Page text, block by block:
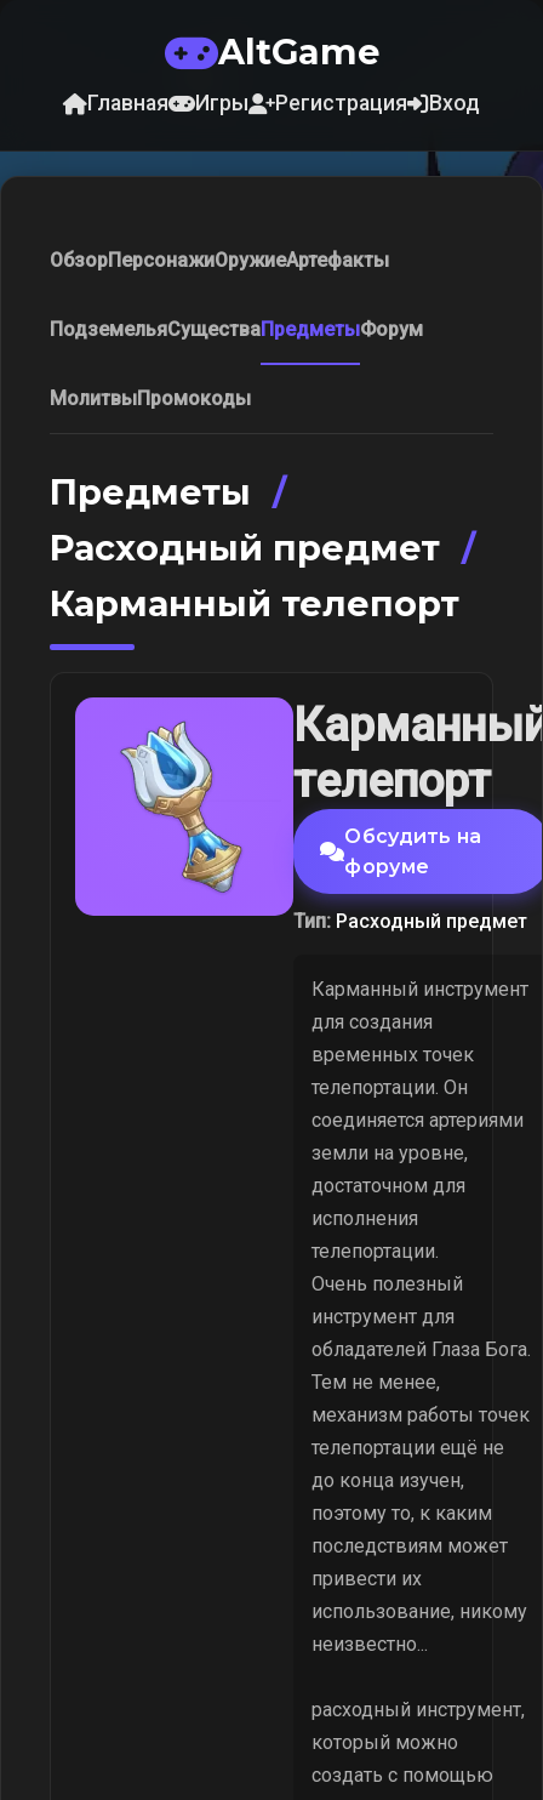
AltGame
Главная Игры Регистрация Вход
ОбзорПерсонажиОружиеАртефакты
ПодземельяСуществаПредметыФорум
МолитвыПромокоды
Предметы /
Расходный предмет /
Карманный телепорт
телепорт
Обсудить на
форуме
Тип: Расходный предмет
Карманный инструмент
для создания
временных точек
телепортации. Он
соединяется артериями
земли на уровне,
достаточном для
исполнения
телепортации.
Очень полезный
инструмент для
обладателей Глаза Бога.
Тем не менее,
механизм работы точек
телепортации ещё не
до конца изучен,
поэтому то, к каким
последствиям может
привести их
использование, никому
неизвестно...
расходный инструмент,
который можно
создать с помощью